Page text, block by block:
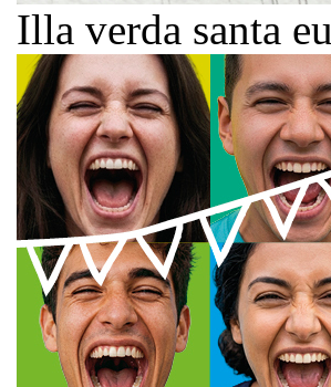
Illa verda santa